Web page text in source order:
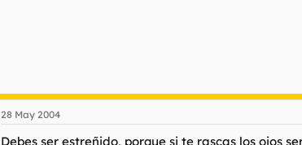
28 May 2004
Debes ser estreñido, porque si te rascas los ojos